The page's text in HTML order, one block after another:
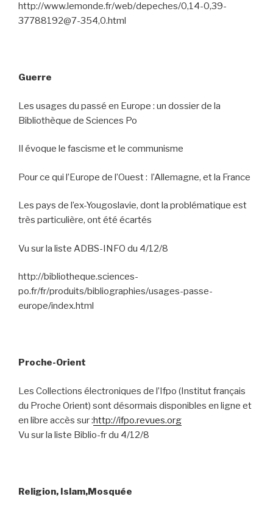
http://www.lemonde.fr/web/depeches/0,14-0,39-
37788192@7-354,0.html
Guerre
Les usages du passé en Europe : un dossier de la
Bibliothèque de Sciences Po
Il évoque le fascisme et le communisme
Pour ce qui l’Europe de l’Ouest : l’Allemagne, et la France
Les pays de l’ex-Yougoslavie, dont la problématique est
très particulière, ont été écartés
Vu sur la liste ADBS-INFO du 4/12/8
http://bibliotheque.sciences-
po.fr/fr/produits/bibliographies/usages-passe-
europe/index.html
Proche-Orient
Les Collections électroniques de l’Ifpo (Institut français
du Proche Orient) sont désormais disponibles en ligne et
en libre accès sur :http://ifpo.revues.org
Vu sur la liste Biblio-fr du 4/12/8
Religion, Islam,Mosquée